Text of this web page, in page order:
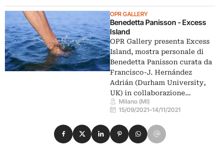
OPR GALLERY
Benedetta Panisson - Excess
Island
OPR Gallery presenta Excess
Island, mostra personale di
Benedetta Panisson curata da
Francisco-J. Hernández
Adrián (Durham University,
UK) in collaborazione…
Milano (MI)
15/09/2021–14/11/2021
Condividi su Facebook
Condividi su X
Condividi su LinkedIn
Condividi su Pinterest
Condividi su WhatsApp
Condividi su Email